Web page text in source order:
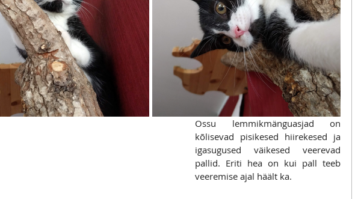
Ossu lemmikmänguasjad on
kõlisevad pisikesed hiirekesed ja
igasugused väikesed veerevad
pallid. Eriti hea on kui pall teeb
veeremise ajal häält ka.